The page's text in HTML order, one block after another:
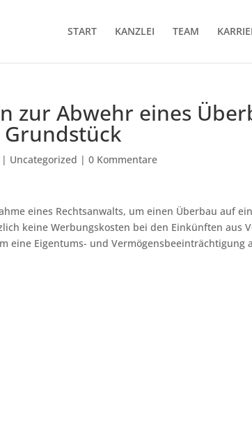
START KANZLEI TEAM
zur Abwehr eines
| Uncategorized |0 Kommentare
eines Rechtsanwalts, um einen Überbau auf
keine Werbungskosten bei den Einkünften aus
eine Eigentums- und Vermögensbeeinträchtigung